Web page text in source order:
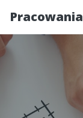
Pracowania